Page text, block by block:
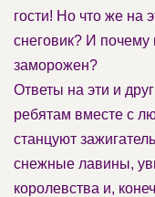
гости! Но что же на
снеговик? И почему
заморожен?
Ответы на эти и
ребятам вместе с
станцуют
снежные лавины,
королевства и,